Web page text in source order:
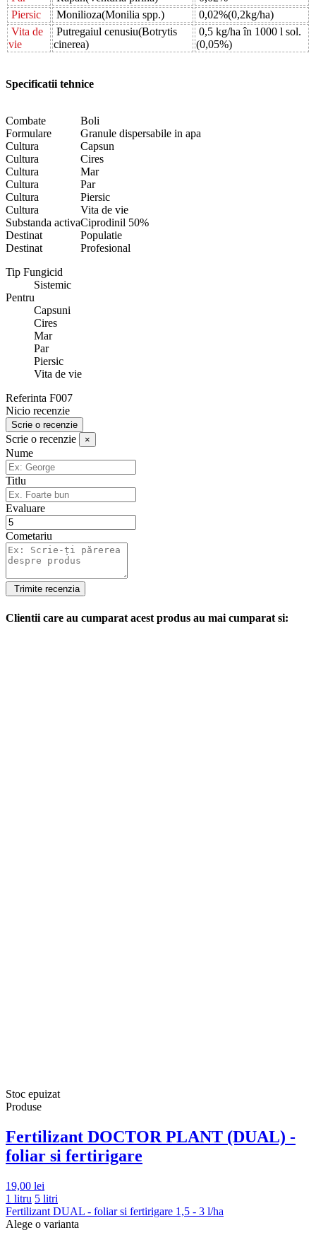
Piersic
Monilioza(Monilia spp.)
0,02%(0,2kg/ha)
Vita de
vie
Putregaiul cenusiu(Botrytis
cinerea)
0,5 kg/ha în 1000 l sol.
(0,05%)
Specificatii tehnice
Combate
Boli
Formulare
Granule dispersabile in apa
Cultura
Capsun
Cultura
Cires
Cultura
Mar
Cultura
Par
Cultura
Piersic
Cultura
Vita de vie
Substanda activaCiprodinil 50%
Destinat
Populatie
Destinat
Profesional
Tip Fungicid
Sistemic
Pentru
Capsuni
Cires
Mar
Par
Piersic
Vita de vie
Referinta F007
Nicio recenzie
Scrie o recenzie
Scrie o recenzie ×
Nume
Titlu
Evaluare
Cometariu
Clientii care au cumparat acest produs au mai cumparat si:
Stoc epuizat
Produse
Fertilizant DOCTOR PLANT (DUAL) -
foliar si fertirigare
19,00 lei
1 litru 5 litri
Fertilizant DUAL - foliar si fertirigare 1,5 - 3 l/ha
Alege o varianta